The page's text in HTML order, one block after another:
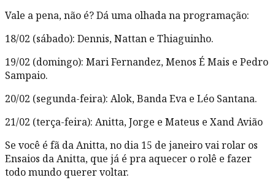
Vale a pena, não é? Dá uma olhada na programação:
18/02 (sábado): Dennis, Nattan e Thiaguinho.
19/02 (domingo): Mari Fernandez, Menos É Mais e Pedro
Sampaio.
20/02 (segunda-feira): Alok, Banda Eva e Léo Santana.
21/02 (terça-feira): Anitta, Jorge e Mateus e Xand Avião
Se você é fã da Anitta, no dia 15 de janeiro vai rolar os
Ensaios da Anitta, que já é pra aquecer o rolê e fazer
todo mundo querer voltar.